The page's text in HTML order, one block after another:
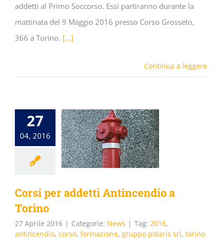
addetti al Primo Soccorso. Essi partiranno durante la
mattinata del 9 Maggio 2016 presso Corso Grosseto,
366 a Torino. […]
Continua a leggere
27
04, 2016
Corsi per addetti Antincendio a
Torino
27 Aprile 2016 | Categorie: News | Tag: 2016,
antincendio, corso, formazione, gruppo polaris srl, torino